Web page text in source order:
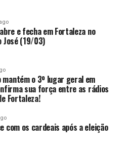
e fecha em Fortaleza no
José (19/03)
mantém o 3º lugar geral em
sua força entre as rádios
Fortaleza!
com os cardeais após a eleição